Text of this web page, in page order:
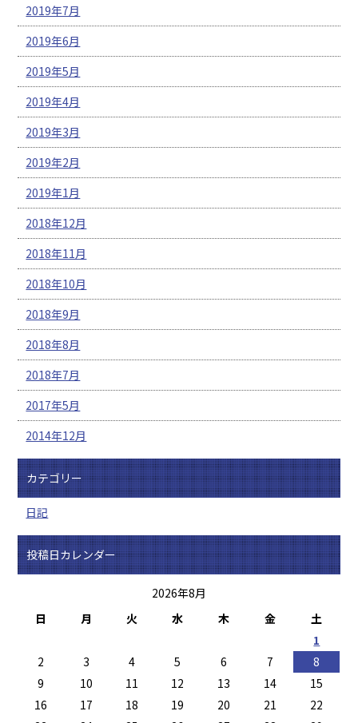
2019年7月
2019年6月
2019年5月
2019年4月
2019年3月
2019年2月
2019年1月
2018年12月
2018年11月
2018年10月
2018年9月
2018年8月
2018年7月
2017年5月
2014年12月
カテゴリー
日記
投稿日カレンダー
2026年8月
日
月 火 水 木 金
土
1
2
3 4 5 6 7
8
9
10 11 12 13 14
15
16
17 18 19 20 21
22